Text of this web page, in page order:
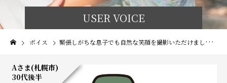
USER VOICE
ボイス 緊張しがちな息子でも自然な笑顔を撮影いただけました！
Aさま(札幌市)
30代後半